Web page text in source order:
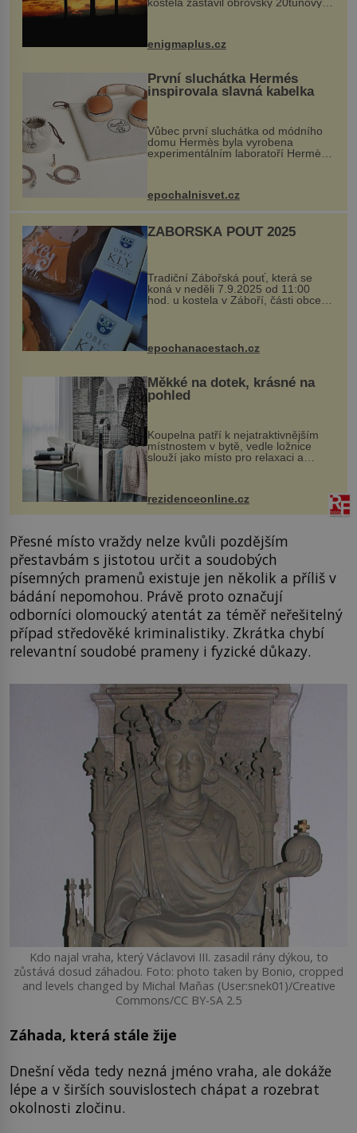
kostela zastavil obrovský 20tunový
...
enigmaplus.cz
První sluchátka Hermés
inspirovala slavná kabelka
Vůbec první sluchátka od módního
domu Hermès byla vyrobena
experimentálním laboratoří Hermès
kovový...
epochalnisvet.cz
ZÁBOŘSKÁ POUŤ 2025
Tradiční Zábořská pouť, která se
koná v neděli 7.9.2025 od 11:00
hod. u kostela v Záboří, části obce
Kly u Mělníka. V programu naleznete
komentovanou prohlídku kostela,
epochanacestach.cz
Měkké na dotek, krásné na
pohled
Koupelna patří k nejatraktivnějším
místnostem v bytě, vedle ložnice
slouží jako místo pro relaxaci a
odpočinek. Koupelnový textil –
ručníky, osušky a koberečky –
mohou jako mávnutím kouzelného
proutku...
rezidenceonline.cz
Přesné místo vraždy nelze kvůli pozdějším
přestavbám s jistotou určit a soudobých
písemných pramenů existuje jen několik a příliš v
bádání nepomohou. Právě proto označují
odborníci olomoucký atentát za téměř neřešitelný
případ středověké kriminalistiky. Zkrátka chybí
relevantní soudobé prameny i fyzické důkazy.
Kdo najal vraha, který Václavovi III. zasadil rány dýkou, to
zůstává dosud záhadou. Foto: photo taken by Bonio, cropped
and levels changed by Michal Maňas (User:snek01)/Creative
Commons/CC BY-SA 2.5
Záhada, která stále žije
Dnešní věda tedy nezná jméno vraha, ale dokáže
lépe a v širších souvislostech chápat a rozebrat
okolnosti zločinu.